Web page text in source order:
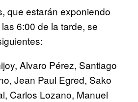
que estarán exponiendo
6:00 de la tarde, se
Alvaro Pérez, Santiago
Jean Paul Egred, Sako
Carlos Lozano, Manuel